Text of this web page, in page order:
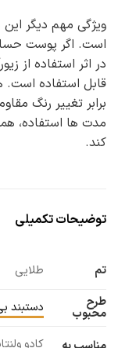
ویژگی مهم دیگر
است. اگر پوست
در اثر استفاده از
برابر تغییر رنگ
مدت ها استفاده،
کند.
توضیحات تکمیلی
تم
طلایی
طرح
محبوب دستبند